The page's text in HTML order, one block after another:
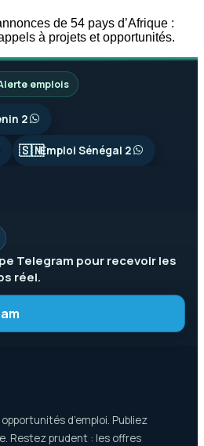
de 54 pays d’Afrique :
à projets et opportunités.
emplois
2
🇸🇳Emploi Sénégal 2
Telegram pour recevoir les
réel.
d’emploi. Publiez
Restez prudent : les offres